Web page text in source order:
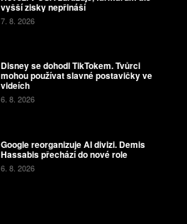
vyšší zisky nepřináší
7. 8. 2026
Disney se dohodl TikTokem. Tvůrci
mohou používat slavné postavičky ve
videích
6. 8. 2026
Google reorganizuje AI divizi. Demis
Hassabis přechází do nové role
6. 8. 2026